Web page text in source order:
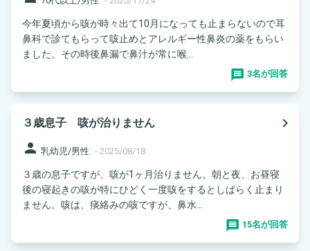
今年夏頃から咳が時々出て10月になっても止まらないので耳
鼻科で診てもらって咳止めとアレルギー性鼻炎の薬をもらい
ました。その時後鼻漏で鼻汁が常に喉...
3名が回答
３歳息子 咳が治りません
navigate_next
person 乳幼児/男性 - 2025/08/18
３歳の息子ですが、咳が1ヶ月治りません。朝と夜、お昼寝
後の寝起きの咳が特にひどく一度咳をするとしばらく止まり
ません。咳は、痰絡みの咳ですが、鼻水...
15名が回答